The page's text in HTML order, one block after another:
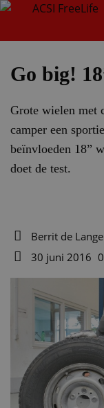
Zoeken
Go big!
Grote wielen met
camper een
beïnvloeden 18”
doet de test.
Auteur
Berrit de Lange
30 juni 2016